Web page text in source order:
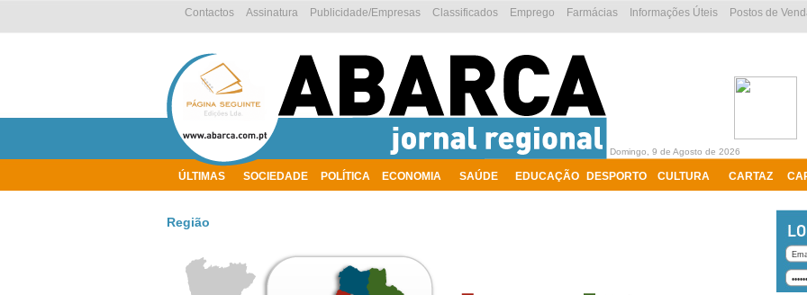
ÚLTIMAS SOCIEDADE POLÍTICA ECONOMIA SAÚDE EDUCAÇÃO DESPORTO CULTURA CARTAZ
Postos de
Informações Úteis
Farmácias
Emprego
Classificados
Publicidade/Empresas
Assinatura
Contactos
Domingo, 9 de Agosto de 2026
Região